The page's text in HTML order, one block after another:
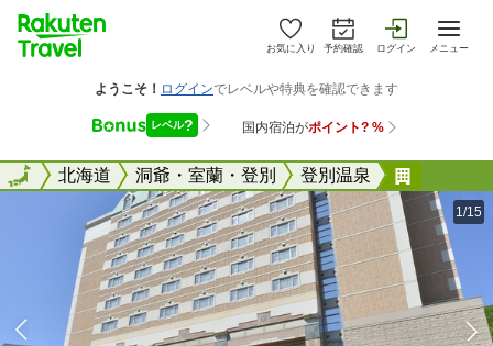
お気に入り 予約確認 ログイン メニュー
全国北海道 洞爺・室蘭・登別 登別温泉
全国
1/15